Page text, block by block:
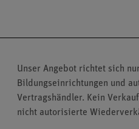
Unser Angebot richtet sich
Bildungseinrichtungen und
Vertragshändler. Kein
nicht autorisierte